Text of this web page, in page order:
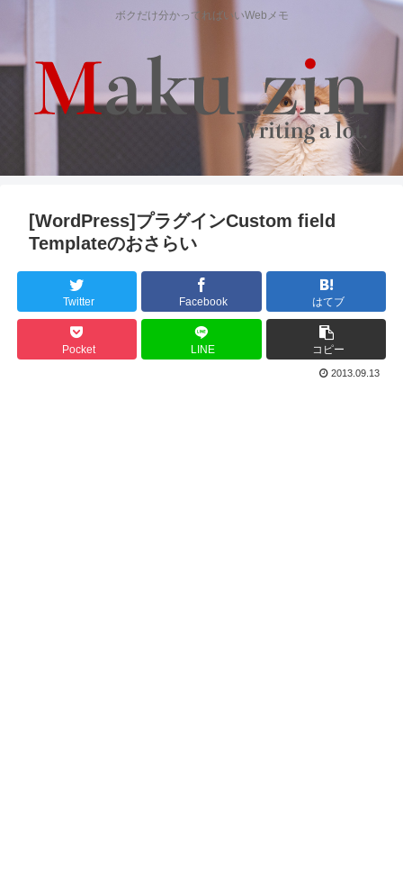
ボクだけ分かってればいいWebメモ
[WordPress]プラグインCustom field
Templateのおさらい
Twitter Facebook はてブ
Pocket LINE コピー
2013.09.13